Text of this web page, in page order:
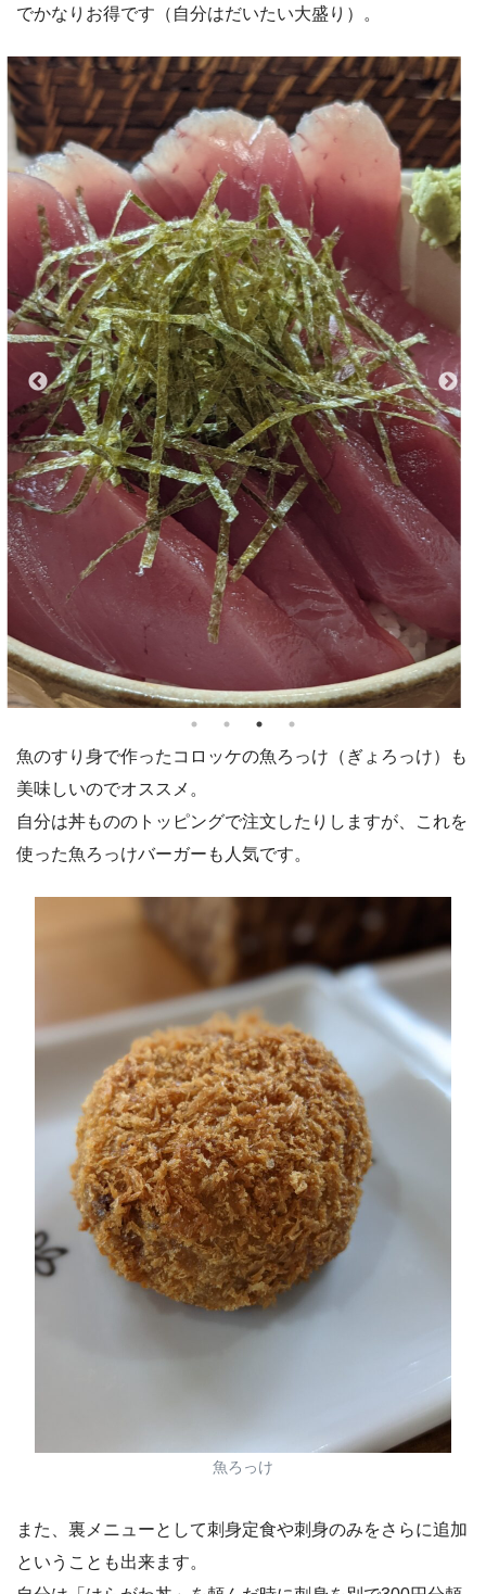
でかなりお得です（自分はだいたい大盛り）。
魚のすり身で作ったコロッケの魚ろっけ（ぎょろっけ）も
美味しいのでオススメ。
自分は丼もののトッピングで注文したりしますが、これを
使った魚ろっけバーガーも人気です。
魚ろっけ
また、裏メニューとして刺身定食や刺身のみをさらに追加
ということも出来ます。